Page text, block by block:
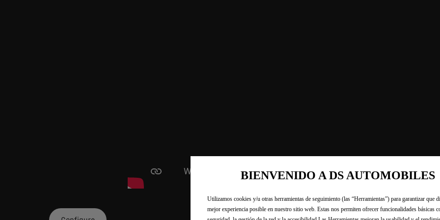
BIENVENIDO A DS AUTOMOBILES
Utilizamos cookies y/u otras herramientas de seguimiento (las “Herramientas”) para garantizar que
mejor experiencia posible en nuestro sitio web. Estas nos permiten ofrecer funcionalidades básicas